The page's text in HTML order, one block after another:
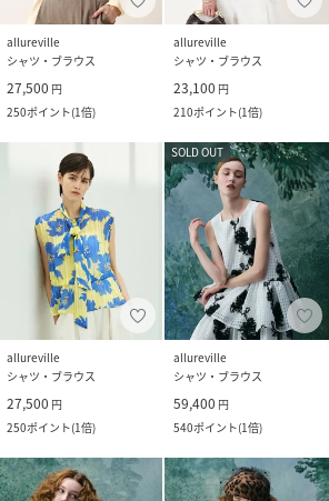
allureville
シャツ・ブラウス
27,500 円
250ポイント(1倍)
allureville
シャツ・ブラウス
23,100 円
210ポイント(1倍)
allureville
シャツ・ブラウス
27,500 円
250ポイント(1倍)
SOLD OUT
allureville
シャツ・ブラウス
59,400 円
540ポイント(1倍)